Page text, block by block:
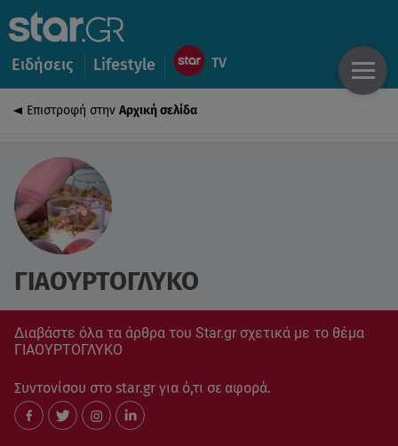
Ειδήσεις Lifestyle
Επιστροφή στην Αρχική σελίδα
ΓΙΑΟΥΡΤΟΓΛΥΚΟ
Διαβάστε όλα τα άρθρα του Star.gr σχετικά με το θέμα
ΓΙΑΟΥΡΤΟΓΛΥΚΟ
Συντονίσου στο star.gr για ό,τι σε αφορά.